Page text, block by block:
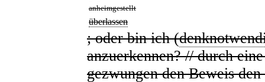
anheimgestellt
überlassen
; oder bin ich (
anzuerkennen? // durch
gezwungen den Beweis